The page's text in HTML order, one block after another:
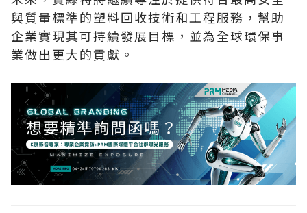
與質量標準的塑料回收技術和工程服務，幫助
企業實現其可持續發展目標，並為全球環保事
業做出更大的貢獻。